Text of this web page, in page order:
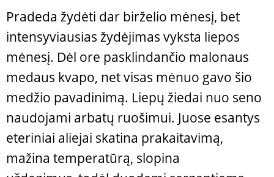
Pradeda žydėti dar birželio mėnesį, bet
intensyviausias žydėjimas vyksta liepos
mėnesį. Dėl ore pasklindančio malonaus
medaus kvapo, net visas mėnuo gavo šio
medžio pavadinimą. Liepų žiedai nuo seno
naudojami arbatų ruošimui. Juose esantys
eteriniai aliejai skatina prakaitavimą,
mažina temperatūrą, slopina